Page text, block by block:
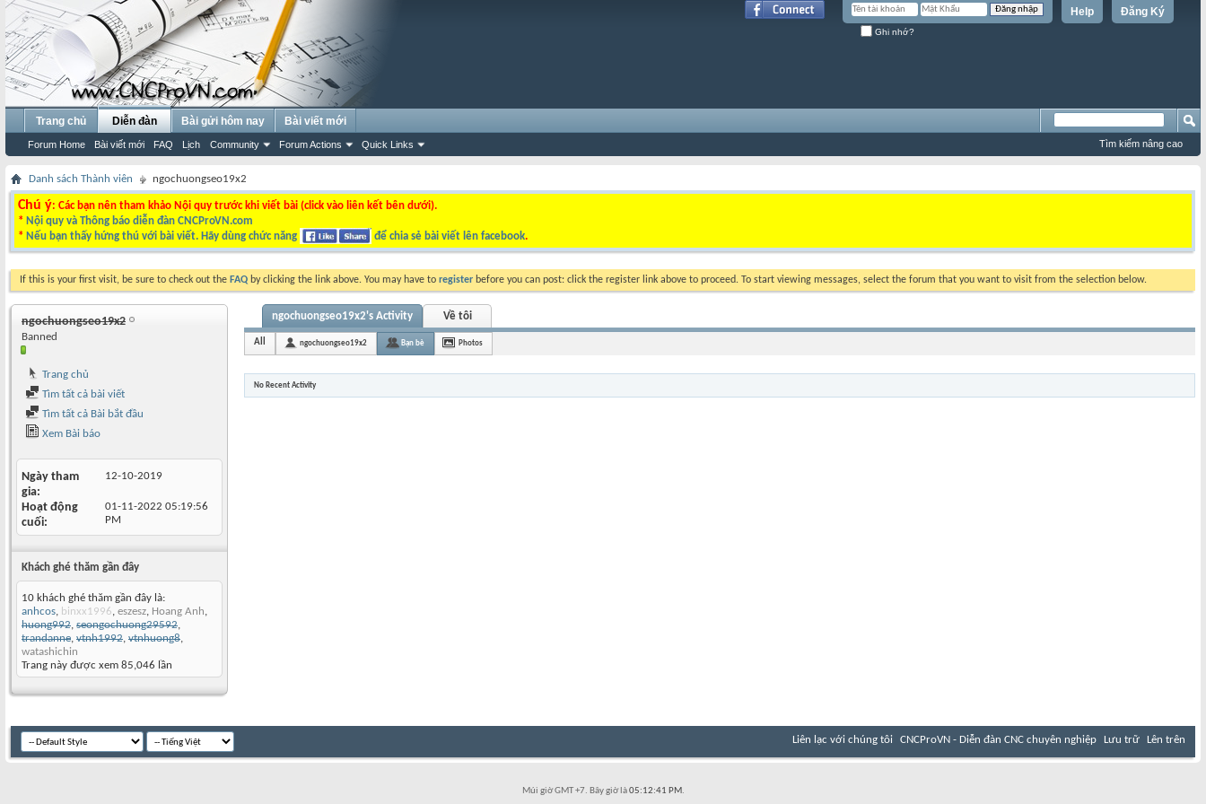
Đăng Ký
Help
Ghi nhớ?
Trang chủ Diễn đàn
Forum Home Bài viết mới FAQ Lịch Community Forum Actions Quick Links
Bài gửi hôm nay Bài viết mới
Tìm kiếm nâng cao
Danh sách Thành viên ngochuongseo19x2
Chú ý: Các bạn nên tham khảo Nội quy trước khi viết bài (click vào liên kết bên dưới).
* Nội quy và Thông báo diễn đàn CNCProVN.com
* Nếu bạn thấy hứng thú với bài viết. Hãy dùng chức năng để chia sẻ bài viết lên facebook.
If this is your first visit, be sure to check out the FAQ by clicking the link above. You may have to register before you can post: click the register link above to proceed. To start viewing messages, select the forum that you want to visit from the selection below.
ngochuongseo19x2
Banned
Trang chủ
Tìm tất cả bài viết
Tìm tất cả Bài bắt đầu
Xem Bài báo
Ngày tham
gia
12-10-2019
Hoạt động
cuối
01-11-2022 05:19:56
PM
Khách ghé thăm gần đây
10 khách ghé thăm gần đây là:
anhcos, binxx1996, eszesz, Hoang Anh,
huong992, seongochuong29592,
trandanne, vtnh1992, vtnhuong8,
watashichin
Trang này được xem 85,046 lần
ngochuongseo19x2's Activity Về tôi
All ngochuongseo19x2 Bạn bè Photos
No Recent Activity
Liên lạc với chúng tôi CNCProVN - Diễn đàn CNC chuyên nghiệp Lưu trữ Lên trên
Múi giờ GMT +7. Bây giờ là05:12:41 PM.